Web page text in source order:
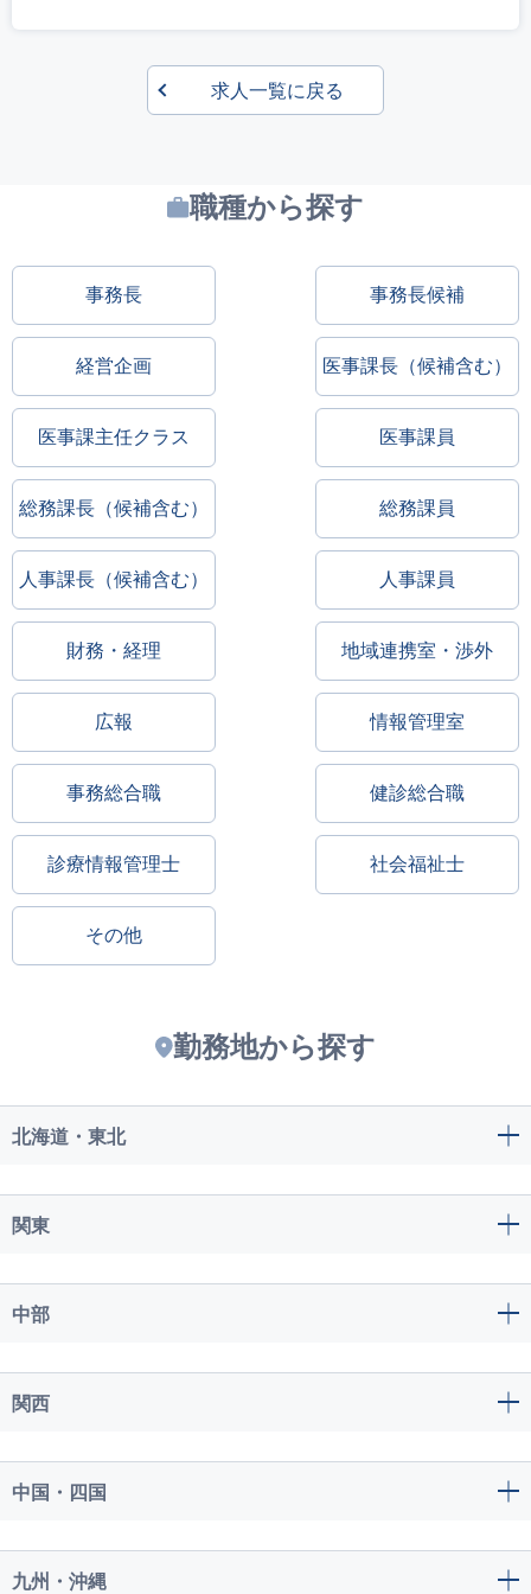
求人一覧に戻る
職種から探す
事務長 事務長候補
経営企画 医事課長（候補含む）
医事課主任クラス 医事課員
総務課長（候補含む） 総務課員
人事課長（候補含む） 人事課員
財務・経理 地域連携室・渉外
広報 情報管理室
事務総合職 健診総合職
診療情報管理士 社会福祉士
その他
勤務地から探す
北海道・東北
関東
中部
関西
中国・四国
九州・沖縄